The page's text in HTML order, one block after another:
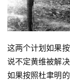
这两个计划如果
说不定黄维被解
如果按照杜聿明